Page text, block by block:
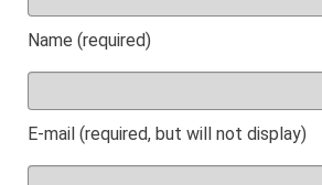
Name (required)
E-mail (required, but will not display)